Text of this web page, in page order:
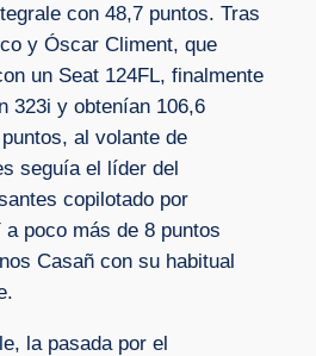
con 48,7 puntos. Tras
y Óscar Climent, que
un Seat 124FL, finalmente
323i y obtenían 106,6
al volante de
seguía el líder del
copilotado por
poco más de 8 puntos
Casañ con su habitual
la pasada por el